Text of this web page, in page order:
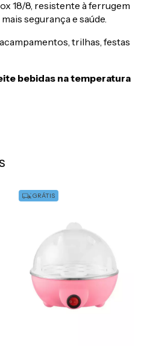
18/8, resistente à ferrugem
segurança e saúde.
trilhas, festas
bebidas na temperatura
GRÁTIS